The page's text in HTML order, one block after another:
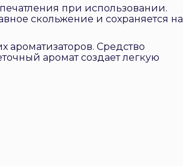
при использовании.
скольжение и сохраняется на
ароматизаторов. Средство
аромат создает легкую